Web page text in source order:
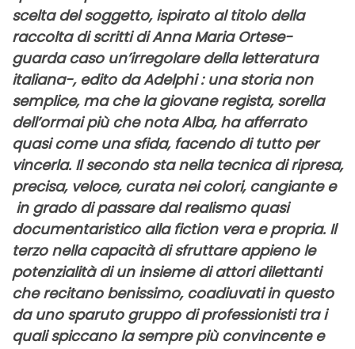
scelta del soggetto, ispirato al titolo della
raccolta di scritti diAnna Maria Ortese-
guarda caso un’irregolare della letteratura
italiana-, edito daAdelphi: una storia non
semplice, ma che la giovane regista, sorella
dell’ormai più che notaAlba,ha afferrato
quasi come una sfida, facendo di tutto per
vincerla. Il secondo sta nella tecnica di ripresa,
precisa, veloce, curata nei colori, cangiante e
in grado di passare dal realismo quasi
documentaristico alla fiction vera e propria. Il
terzo nella capacità di sfruttare appieno le
potenzialità di un insieme di attori dilettanti
che recitano benissimo, coadiuvati in questo
da uno sparuto gruppo di professionisti tra i
quali spiccano la sempre più convincente e